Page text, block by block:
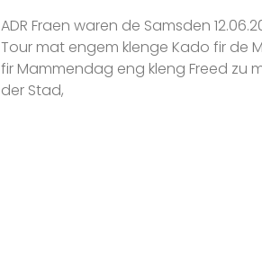
ADR Fraen waren de Samsden
Tour mat engem klenge Kado fir de
fir Mammendag eng kleng Freed zu
der Stad,